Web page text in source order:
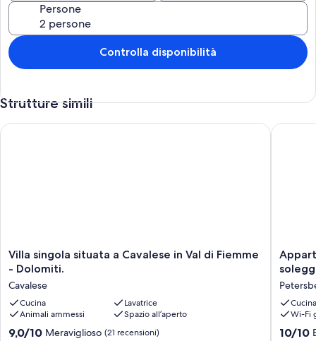
Persone
Controlla disponibilità
Strutture simili
Villa
singola
a
Cavalese
in
Val
Villa singola situata a Cavalese in Val di Fiemme
- Dolomiti.
Cavalese
Cucina
Lavatrice
Animali ammessi
Spazio all’aperto
9.0
9,0/10 Meraviglioso (21 recensioni)
Villa singola situata a Cavalese in Val di Fiemme - Dolomiti.
Franzn
nelle
Cucina
Wi-Fi
10.0
10/10